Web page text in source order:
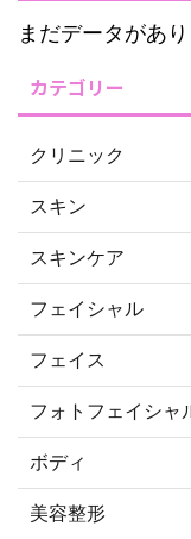
まだデータがあり
カテゴリー
クリニック
スキン
スキンケア
フェイシャル
フェイス
フォトフェイシャ
ボディ
美容整形